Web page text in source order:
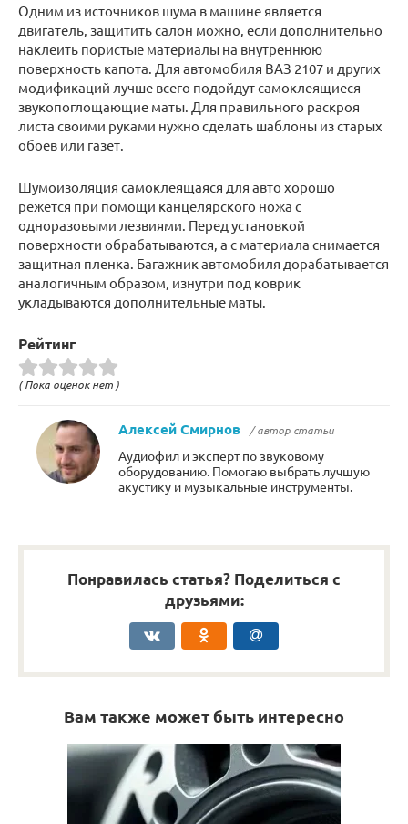
Одним из источников шума в машине является
двигатель, защитить салон можно, если дополнительно
наклеить пористые материалы на внутреннюю
поверхность капота. Для автомобиля ВАЗ 2107 и других
модификаций лучше всего подойдут самоклеящиеся
звукопоглощающие маты. Для правильного раскроя
листа своими руками нужно сделать шаблоны из старых
обоев или газет.
Шумоизоляция самоклеящаяся для авто хорошо
режется при помощи канцелярского ножа с
одноразовыми лезвиями. Перед установкой
поверхности обрабатываются, а с материала снимается
защитная пленка. Багажник автомобиля дорабатывается
аналогичным образом, изнутри под коврик
укладываются дополнительные маты.
Рейтинг
( Пока оценок нет )
Алексей Смирнов / автор статьи
Аудиофил и эксперт по звуковому
оборудованию. Помогаю выбрать лучшую
акустику и музыкальные инструменты.
Понравилась статья? Поделиться с
друзьями:
Вам также может быть интересно